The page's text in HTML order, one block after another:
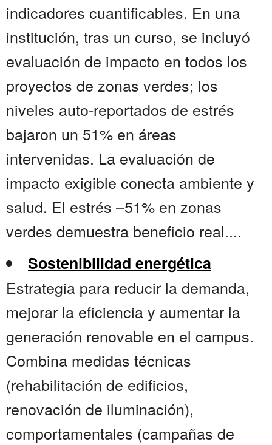
indicadores cuantificables. En una
institución, tras un curso, se incluyó
evaluación de impacto en todos los
proyectos de zonas verdes; los
niveles auto-reportados de estrés
bajaron un 51% en áreas
intervenidas. La evaluación de
impacto exigible conecta ambiente y
salud. El estrés –51% en zonas
verdes demuestra beneficio real....
Sostenibilidad energética
Estrategia para reducir la demanda,
mejorar la eficiencia y aumentar la
generación renovable en el campus.
Combina medidas técnicas
(rehabilitación de edificios,
renovación de iluminación),
comportamentales (campañas de